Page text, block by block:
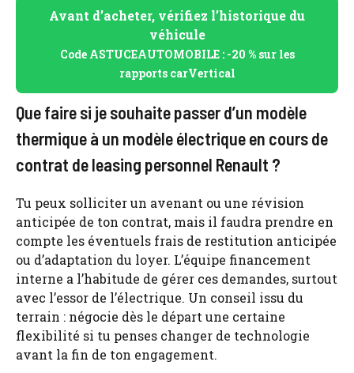
Avant d’acheter, vérifiez l’historique du
véhicule
Code ASTUCEAUTOMOBILE : -20 % sur les
rapports carVertical
Que faire si je souhaite passer d’un modèle
thermique à un modèle électrique en cours de
contrat de leasing personnel Renault ?
Tu peux solliciter un avenant ou une révision
anticipée de ton contrat, mais il faudra prendre en
compte les éventuels frais de restitution anticipée
ou d’adaptation du loyer. L’équipe financement
interne a l’habitude de gérer ces demandes, surtout
avec l’essor de l’électrique. Un conseil issu du
terrain : négocie dès le départ une certaine
flexibilité si tu penses changer de technologie
avant la fin de ton engagement.